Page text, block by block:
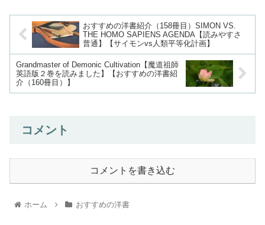
おすすめの洋書紹介（158冊目）SIMON VS.
THE HOMO SAPIENS AGENDA【読みやすさ
普通】【サイモンvs人類平等化計画】
Grandmaster of Demonic Cultivation【魔道祖師
英語版２巻を読みました】【おすすめの洋書紹
介（160冊目）】
コメント
コメントを書き込む
ホーム おすすめの洋書